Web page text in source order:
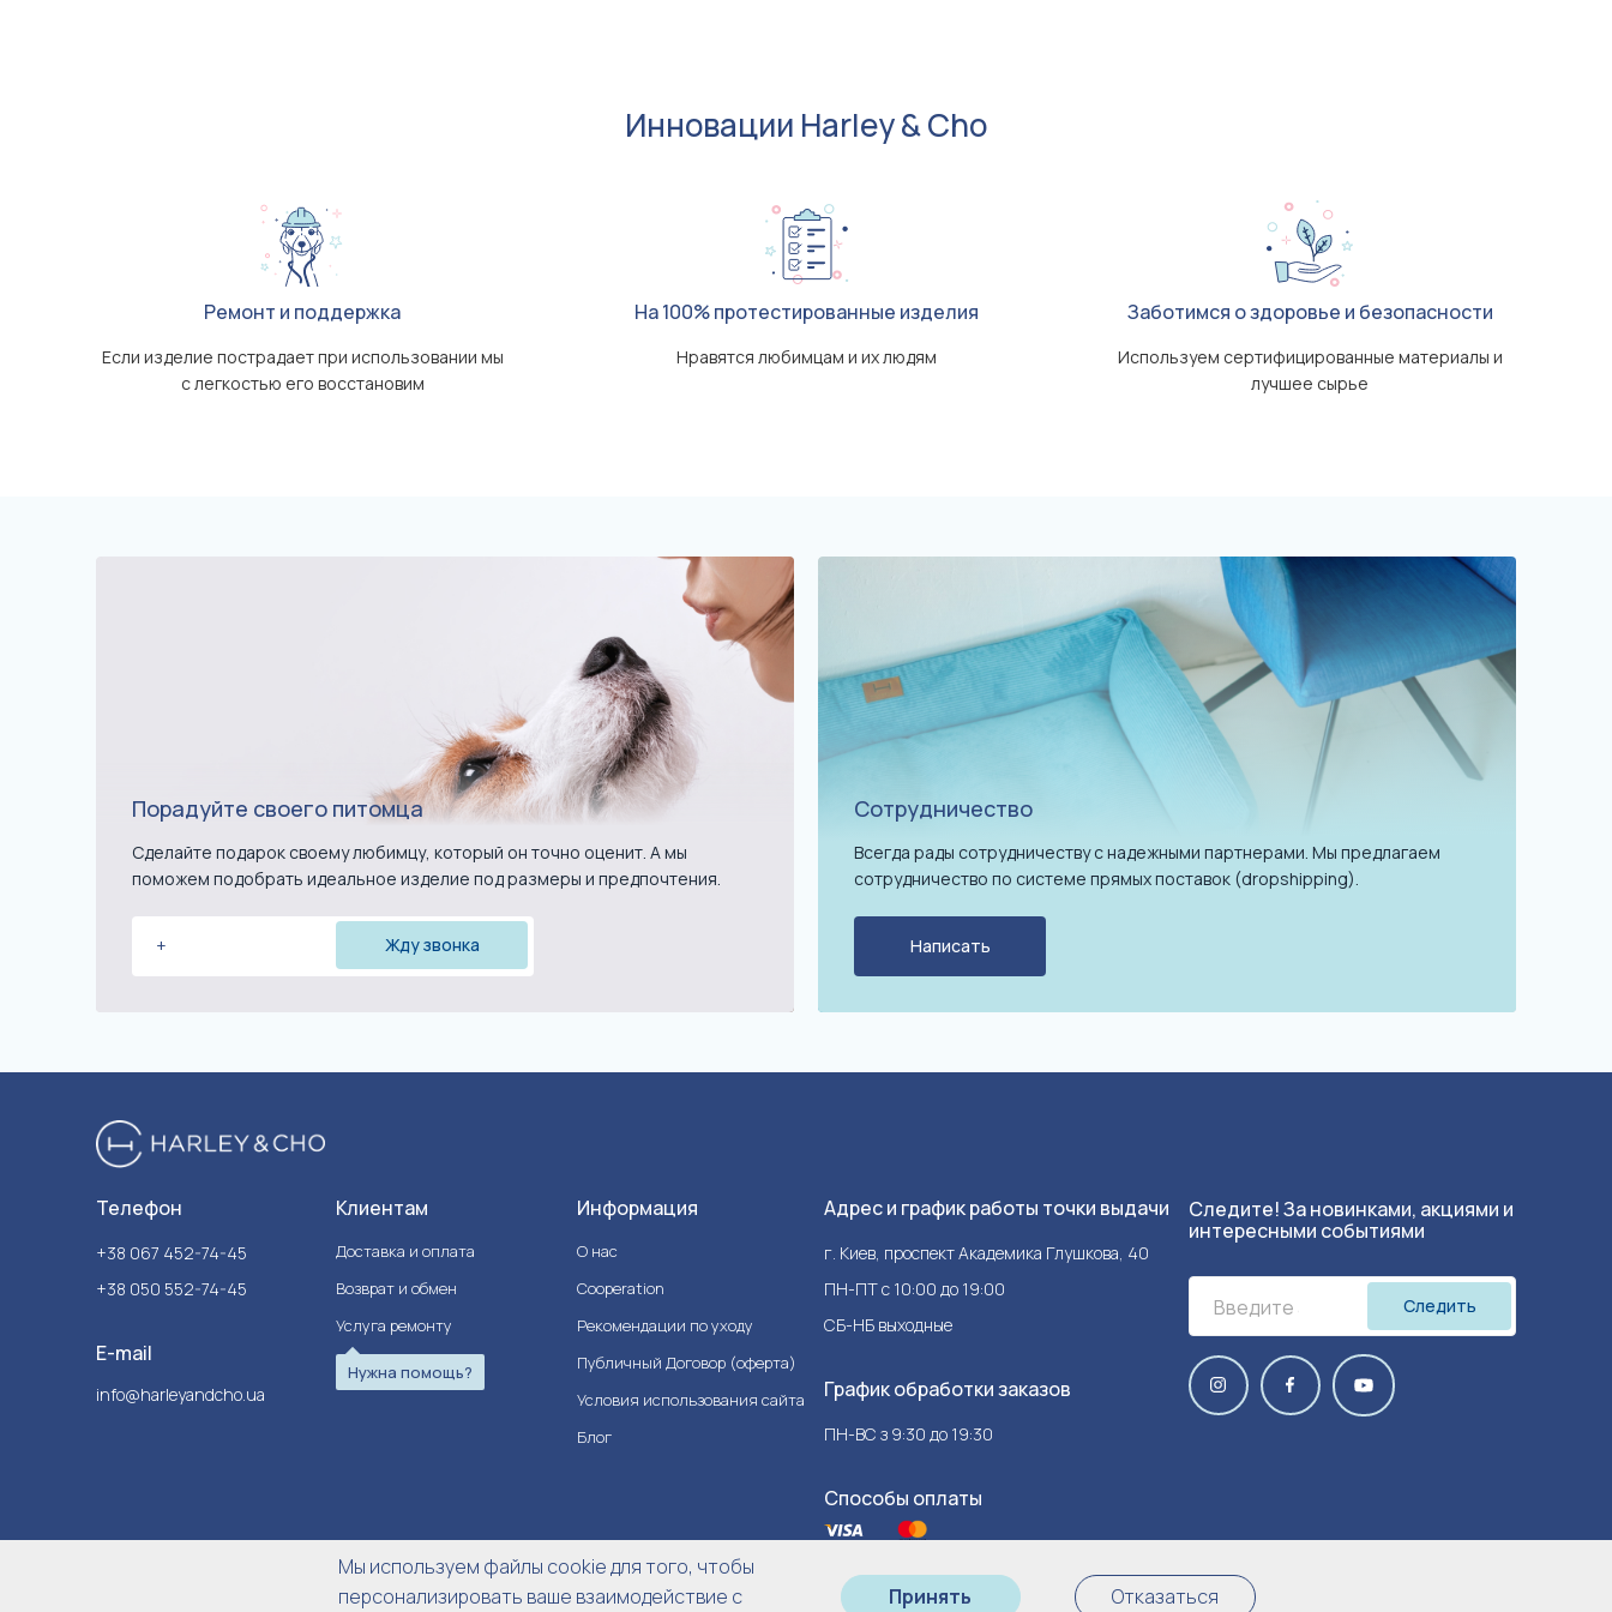
Инновации Harley & Cho
Ремонт и поддержка
Если изделие пострадает при использовании мы
с легкостью его восстановим
На 100% протестированные изделия
Нравятся любимцам и их людям
Заботимся о здоровье и безопасности
Используем сертифицированные материалы и
лучшее сырье
Порадуйте своего питомца
Сделайте подарок своему любимцу, который он точно оценит. А мы
поможем подобрать идеальное изделие под размеры и предпочтения.
Сотрудничество
Всегда рады сотрудничеству с надежными партнерами. Мы предлагаем
сотрудничество по системе прямых поставок (dropshipping).
Написать
Телефон
+38 067 452-74-45
+38 050 552-74-45
E-mail
info@harleyandcho.ua
Клиентам
Доставка и оплата
Возврат и обмен
Услуга ремонту
Нужна помощь?
Информация
О нас
Cooperation
Рекомендации по уходу
Публичный Договор (оферта)
Условия использования сайта
Блог
Адрес и график работы точки выдачи
г. Киев, проспект Академика Глушкова, 40
ПН-ПТ с 10:00 до 19:00
СБ-НБ выходные
График обработки заказов
ПН-ВС з 9:30 до 19:30
Способы оплаты
Следите! За новинками, акциями и
интересными событиями
Следить
Все права защищены
Мы используем файлы cookie для того, чтобы
персонализировать ваше взаимодействие с
Принять Отказаться